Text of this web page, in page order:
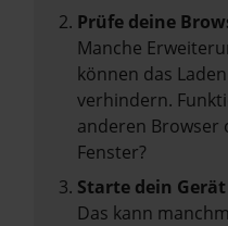
Prüfe deine
Manche
können das
verhindern.
anderen Browser
Fenster?
Starte dein
Das kann